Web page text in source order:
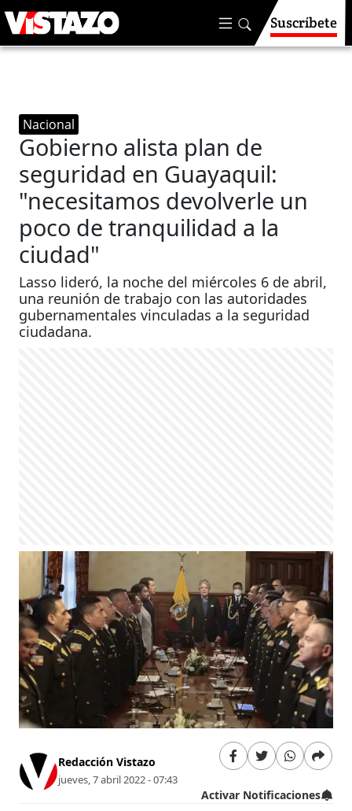
Suscríbete
Nacional
Gobierno alista plan de
seguridad en Guayaquil:
"necesitamos devolverle un
poco de tranquilidad a la
ciudad"
Lasso lideró, la noche del miércoles 6 de abril,
una reunión de trabajo con las autoridades
gubernamentales vinculadas a la seguridad
ciudadana.
Redacción Vistazo
jueves, 7 abril 2022 - 07:43
Activar Notificaciones